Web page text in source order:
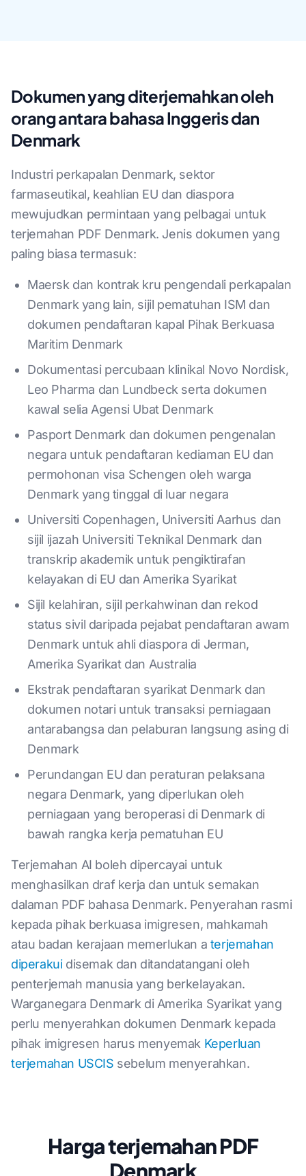
Dokumen yang diterjemahkan oleh
orang antara bahasa Inggeris dan
Denmark
Industri perkapalan Denmark, sektor
farmaseutikal, keahlian EU dan diaspora
mewujudkan permintaan yang pelbagai untuk
terjemahan PDF Denmark. Jenis dokumen yang
paling biasa termasuk:
Maersk dan kontrak kru pengendali perkapalan
Denmark yang lain, sijil pematuhan ISM dan
dokumen pendaftaran kapal Pihak Berkuasa
Maritim Denmark
Dokumentasi percubaan klinikal Novo Nordisk,
Leo Pharma dan Lundbeck serta dokumen
kawal selia Agensi Ubat Denmark
Pasport Denmark dan dokumen pengenalan
negara untuk pendaftaran kediaman EU dan
permohonan visa Schengen oleh warga
Denmark yang tinggal di luar negara
Universiti Copenhagen, Universiti Aarhus dan
sijil ijazah Universiti Teknikal Denmark dan
transkrip akademik untuk pengiktirafan
kelayakan di EU dan Amerika Syarikat
Sijil kelahiran, sijil perkahwinan dan rekod
status sivil daripada pejabat pendaftaran awam
Denmark untuk ahli diaspora di Jerman,
Amerika Syarikat dan Australia
Ekstrak pendaftaran syarikat Denmark dan
dokumen notari untuk transaksi perniagaan
antarabangsa dan pelaburan langsung asing di
Denmark
Perundangan EU dan peraturan pelaksana
negara Denmark, yang diperlukan oleh
perniagaan yang beroperasi di Denmark di
bawah rangka kerja pematuhan EU
Terjemahan AI boleh dipercayai untuk
menghasilkan draf kerja dan untuk semakan
dalaman PDF bahasa Denmark. Penyerahan rasmi
kepada pihak berkuasa imigresen, mahkamah
atau badan kerajaan memerlukan a terjemahan
diperakuidisemak dan ditandatangani oleh
penterjemah manusia yang berkelayakan.
Warganegara Denmark di Amerika Syarikat yang
perlu menyerahkan dokumen Denmark kepada
pihak imigresen harus menyemak Keperluan
terjemahan USCIS sebelum menyerahkan.
Harga terjemahan PDF
Denmark